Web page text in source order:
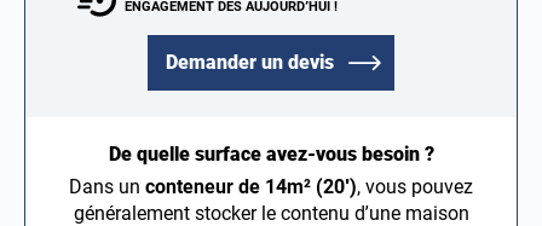
Demander un devis
ENGAGEMENT DÈS AUJOURD’HUI !
De quelle surface avez-vous besoin ?
Dans un conteneur de 14m² (20′), vous pouvez
généralement stocker le contenu d’une maison